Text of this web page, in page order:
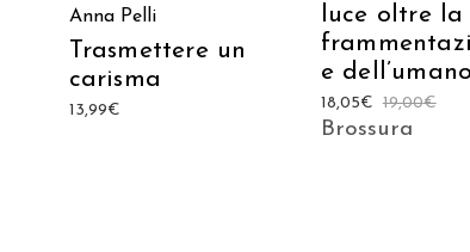
Anna Pelli
Trasmettere un
carisma
13,99€
luce oltre la
e
19,00€
18,05€
Brossura